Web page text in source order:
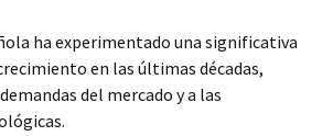
ha experimentado una significativa
en las últimas décadas,
del mercado y a las